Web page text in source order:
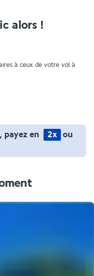
alors !
à ceux de votre vol à
payez en 2x
ou